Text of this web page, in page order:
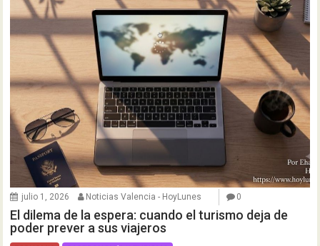
julio 1, 2026 Noticias Valencia - HoyLunes 0
El dilema de la espera: cuando el turismo deja de
poder prever a sus viajeros